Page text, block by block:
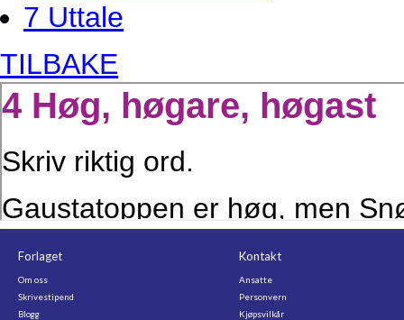
7 Uttale
TILBAKE
Forlaget
Om oss
Skrivestipend
Blogg
Kontakt
Ansatte
Personvern
Kjøpsvilkår